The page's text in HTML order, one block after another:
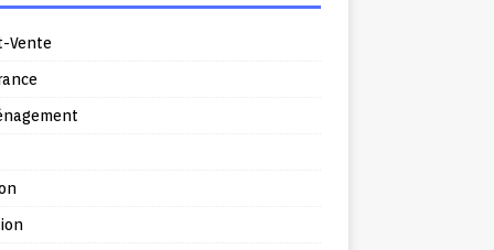
Vente